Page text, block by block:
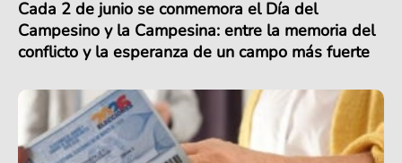
Cada 2 de junio se conmemora el Día del
Campesino y la Campesina: entre la memoria del
conflicto y la esperanza de un campo más fuerte